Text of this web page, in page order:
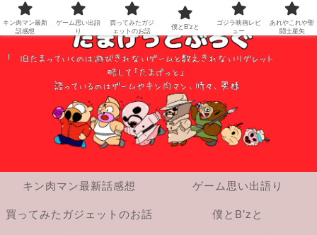
キン肉マン最新話感想 ゲーム思い出語り
買ってみたガジェットのお話 僕とB’zと
キン肉マン最新
話感想
ゲーム思い出語
り
買ってみたガジ
ェットのお話
僕とB’zと
ゴジラ映画レビ
ュー
あれやこれや聖
闘士星矢